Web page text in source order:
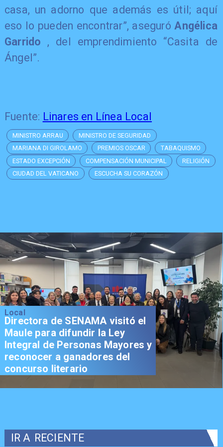
casa, un adorno que además es útil; aquí
eso lo pueden encontrar”, aseguró Angélica
Garrido , del emprendimiento “Casita de
Ángel”.
Fuente: Linares en Línea Local
MINISTRO ARRAU
MINISTRO DE SEGURIDAD
MARIANA DI GIROLAMO
PREMIOS OSCAR
TABAQUISMO
ESTADO EXCEPCIÓN
COMPENSACIÓN MUNICIPAL
RELIGIÓN
CIUDAD DEL VATICANO
ESCUCHA SU CORAZÓN
Local
Directora de SENAMA visitó el
Maule para difundir la Ley
Integral de Personas Mayores y
reconocer a ganadores del
concurso literario
IR A RECIENTE